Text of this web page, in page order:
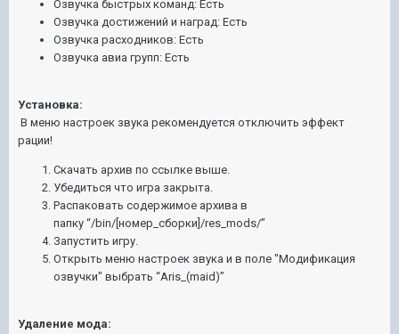
Озвучка быстрых команд: Есть
Озвучка достижений и наград: Есть
Озвучка расходников: Есть
Озвучка авиа групп: Есть
Установка:
В меню настроек звука рекомендуется отключить эффект
рации!
Скачать архив по ссылке выше.
Убедиться что игра закрыта.
Распаковать содержимое архива в
папку “/bin/[номер_сборки]/res mods/”
Запустить игру.
Открыть меню настроек звука и в поле "Модификация
озвучки" выбрать “Aris_(maid)”
Удаление мода: